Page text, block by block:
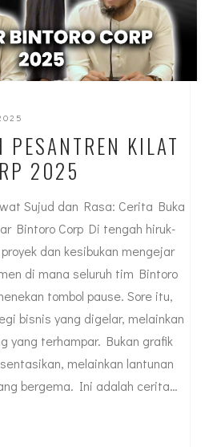
PESANTREN KILAT
2025
Sujud dan Rasa: Cerita Buka
Bintoro Corp Di tengah hiruk-
dan kesibukan mengejar
di mana seluruh tim Bintoro
tombol pause. Sore itu,
bisnis yang digelar, melainkan
yang terhampar. Bukan grafik
melainkan lantunan
bergema. Ini adalah cerita…